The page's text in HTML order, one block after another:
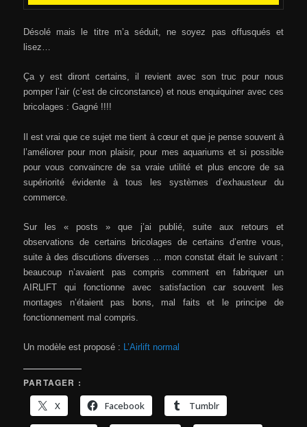
Désolé mais le titre m’a séduit, ne soyez pas offusqués et
lisez…
Ça y est diront certains, il revient avec son truc pour nous
pomper l’air (c’est de circonstance) et nous enquiquiner avec ces
bricolages : Gagné !!!!
Il est vrai que ce sujet me tient à cœur et que je pense souvent à
l’améliorer pour mon plaisir, pour mes aquariums et si possible
pour vous convaincre de sa vraie utilité et plus encore de sa
supériorité évidente à tous les systèmes d’exhausteur du
commerce.
Sur les « posts » que j’ai publié, suite aux retours et
observations de certains bricolages de certains d’entre vous,
suite à des discutions diverses … mon constat était le suivant :
beaucoup n’avaient pas compris comment en fabriquer un
AIRLIFT qui fonctionne avec satisfaction car souvent les
montages n’étaient pas bons, mal faits et le principe de
fonctionnement mal compris.
Un modèle est proposé : L’Airlift normal
PARTAGER :
X
Facebook Tumblr